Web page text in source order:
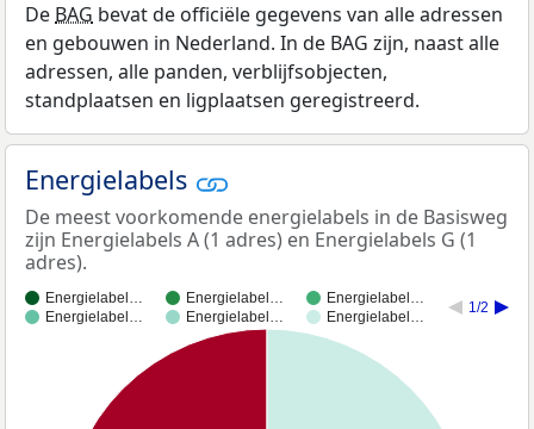
De BAG bevat de officiële gegevens van alle adressen
en gebouwen in Nederland. In de BAG zijn, naast alle
adressen, alle panden, verblijfsobjecten,
standplaatsen en ligplaatsen geregistreerd.
Energielabels
De meest voorkomende energielabels in de Basisweg
zijn Energielabels A (1 adres) en Energielabels G (1
adres).
Energielabel… Energielabel…
Energielabel…
Energielabel…
Energielabel… Energielabel…
1/2